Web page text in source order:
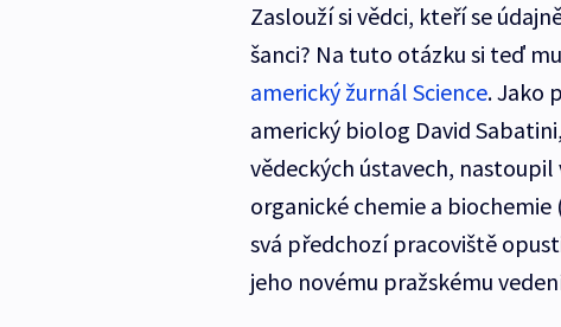
Zaslouží si vědci, kteří se
šanci? Na tuto otázku si teď
americký žurnál Science. Jako
americký biolog David
vědeckých ústavech, nastoupil
organické chemie a biochemie
svá předchozí pracoviště
jeho novému pražskému